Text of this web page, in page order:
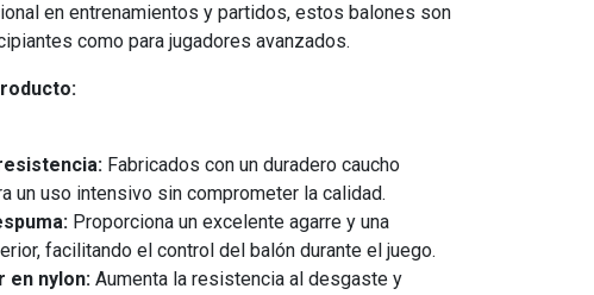
en entrenamientos y partidos, estos balones son
como para jugadores avanzados.
Fabricados con un duradero caucho
un uso intensivo sin comprometer la calidad.
Proporciona un excelente agarre y una
facilitando el control del balón durante el juego.
en nylon: Aumenta la resistencia al desgaste y